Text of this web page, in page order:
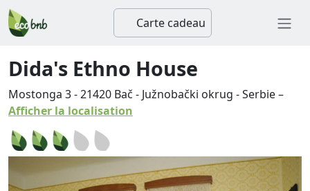
Carte cadeau
Dida's Ethno House
Mostonga 3-21420 Bač - Južnobački okrug -Serbie–
Afficher la localisation